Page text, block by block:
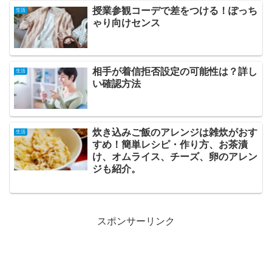
生活
授業参観コーデで差をつける！ぽっち
ゃり向けセンス
生活
相手が着信拒否設定の可能性は？詳し
い確認方法
生活
炊き込みご飯のアレンジは雑炊がおす
すめ！簡単レシピ・作り方、お茶漬
け、オムライス、チーズ、卵のアレン
ジも紹介。
スポンサーリンク